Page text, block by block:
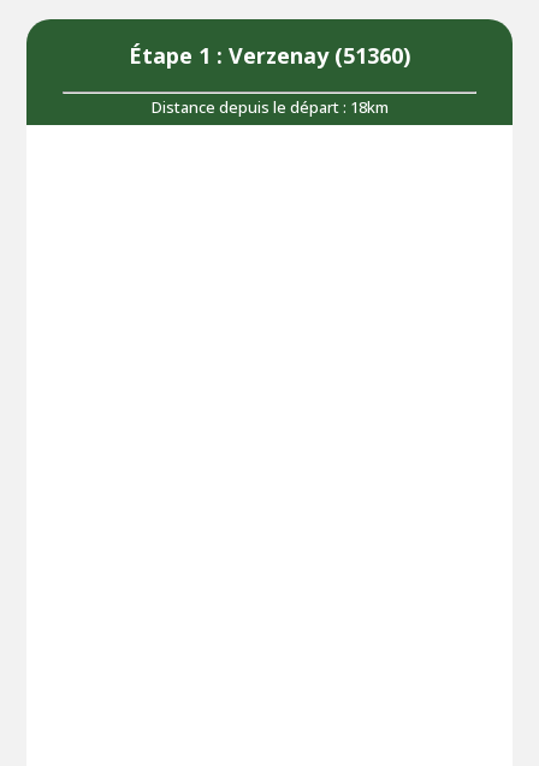
Étape 1 : Verzenay (51360)
Distance depuis le départ : 18km